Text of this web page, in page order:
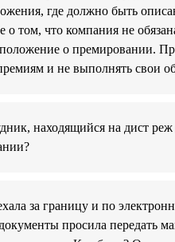
где должно быть
о том, что компания не
о премировании.
и не выполнять свои
находящийся на дист
за границу и по
просила передать